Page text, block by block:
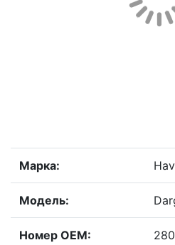
Марка:
Модель:
Номер OEM: